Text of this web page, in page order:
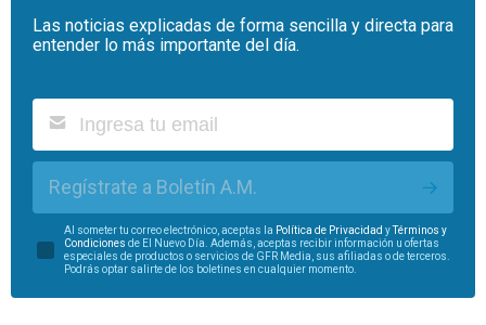
Las noticias explicadas de forma sencilla y directa para
entender lo más importante del día.
Regístrate a Boletín A.M.
Al someter tu correo electrónico, aceptas la Política de Privacidad yTérminos y
Condiciones de El Nuevo Día. Además, aceptas recibir información u ofertas
especiales de productos o servicios de GFR Media, sus afiliadas o de terceros.
Podrás optar salirte de los boletines en cualquier momento.